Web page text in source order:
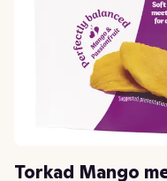
Torkad Mango